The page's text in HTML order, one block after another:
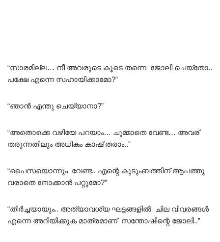
“സാരമില്ല… നീ അവരുടെ കൂടെ തന്നെ ജോലി ചെയ്തോ..
പക്ഷേ എന്നെ സഹായിക്കാമോ?”
“ഞാൻ എന്തു ചെയ്യാനാ?”
“അതൊക്കെ വഴിയേ പറയാം… ചുമ്മാതെ വേണ്ട… അവര്
തരുന്നതിലും അധികം കാഷ് തരാം..”
“പൈസയൊന്നും വേണ്ട.. എന്റെ കുടുംബത്തിന് ആപത്തു
വരാതെ നോക്കാൻ പറ്റുമോ?”
“തീർച്ചയായും.. അത്യാവശ്യ ഘട്ടങ്ങളിൽ ചില വിവരങ്ങൾ
എന്നെ അറിയിക്കുക മാത്രമാണ് സന്തോഷിന്റെ ജോലി..”